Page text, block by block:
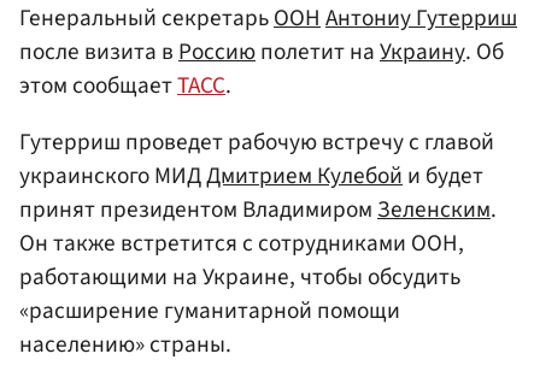
Генеральный секретарьООНАнтониу Гутерриш
после визита вРоссиюполетит наУкраину. Об
этом сообщаетТАСС.
Гутерриш проведет рабочую встречу с главой
украинского МИДДмитрием Кулебойи будет
принят президентом ВладимиромЗеленским.
Он также встретится с сотрудниками ООН,
работающими на Украине, чтобы обсудить
«расширение гуманитарной помощи
населению» страны.